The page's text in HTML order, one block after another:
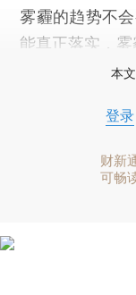
雾霾的趋势不
能真正落实，雾
本
登录
财新
可畅